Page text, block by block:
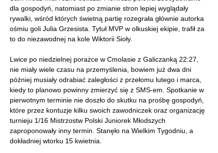
dla gospodyń, natomiast po zmianie stron lepiej wyglądały
rywalki, wśród których świetną partię rozegrała głównie autorka
ośmiu goli Julia Grzesista. Tytuł MVP w olkuskiej ekipie, trafił za
to do niezawodnej na kole Wiktorii Sioły.
Lwice po niedzielnej porażce w Cmolasie z Galiczanką 22:27,
nie miały wiele czasu na przemyślenia, bowiem już dwa dni
później musiały odrabiać zaległości z przełomu lutego i marca,
kiedy to planowo powinny zmierzyć się z SMS-em. Spotkanie w
pierwotnym terminie nie doszło do skutku na prośbę gospodyń,
które przez kontuzje kilku swoich zawodniczek oraz organizację
turnieju 1/16 Mistrzostw Polski Juniorek Młodszych
zaproponowały inny termin. Stanęło na Wielkim Tygodniu, a
dokładniej wtorku 15 kwietnia.